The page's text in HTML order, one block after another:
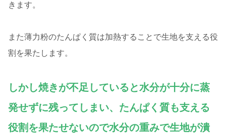
きます。
また薄力粉のたんぱく質は加熱することで生地を支える役
割を果たします。
しかし焼きが不足していると水分が十分に蒸
発せずに残ってしまい、たんぱく質も支える
役割を果たせないので水分の重みで生地が潰